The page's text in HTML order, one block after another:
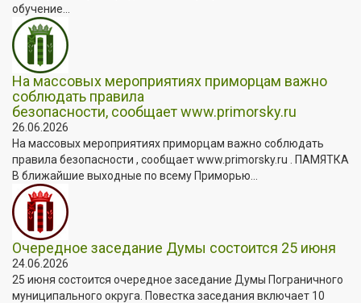
обучение...
На массовых мероприятиях приморцам важно
соблюдать правила
безопасности, сообщает www.primorsky.ru
26.06.2026
На массовых мероприятиях приморцам важно соблюдать
правила безопасности , сообщает www.primorsky.ru . ПАМЯТКА
В ближайшие выходные по всему Приморью...
Очередное заседание Думы состоится 25 июня
24.06.2026
25 июня состоится очередное заседание Думы Пограничного
муниципального округа. Повестка заседания включает 10